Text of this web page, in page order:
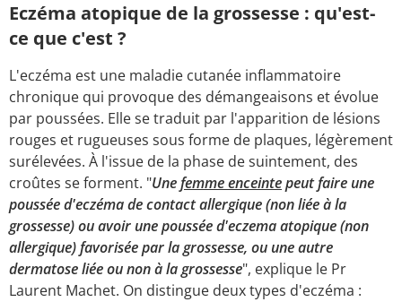
Eczéma atopique de la grossesse : qu'est-
ce que c'est ?
L'eczéma est une maladie cutanée inflammatoire
chronique qui provoque des démangeaisons et évolue
par poussées. Elle se traduit par l'apparition de lésions
rouges et rugueuses sous forme de plaques, légèrement
surélevées. À l'issue de la phase de suintement, des
croûtes se forment. "Unefemme enceintepeut faire une
poussée d'eczéma de contact allergique (non liée à la
grossesse) ou avoir une poussée d'eczema atopique (non
allergique) favorisée par la grossesse, ou une autre
dermatose liée ou non à la grossesse", explique le Pr
Laurent Machet. On distingue deux types d'eczéma :